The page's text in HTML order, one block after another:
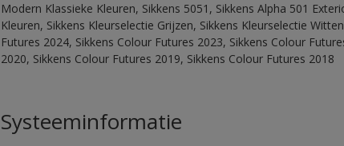
Modern Klassieke Kleuren, Sikkens 5051, Sikkens Alpha 501
Kleuren, Sikkens Kleurselectie Grijzen, Sikkens Kleurselectie
Futures 2024, Sikkens Colour Futures 2023, Sikkens Colour
2020, Sikkens Colour Futures 2019, Sikkens Colour Futures 2018
Systeeminformatie